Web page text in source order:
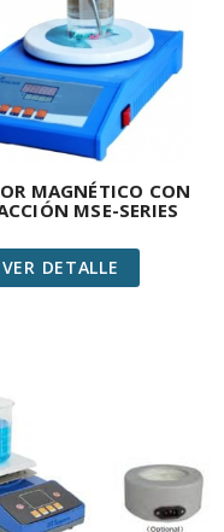
MAGNÉTICO CON
MSE-SERIES
VER DETALLE